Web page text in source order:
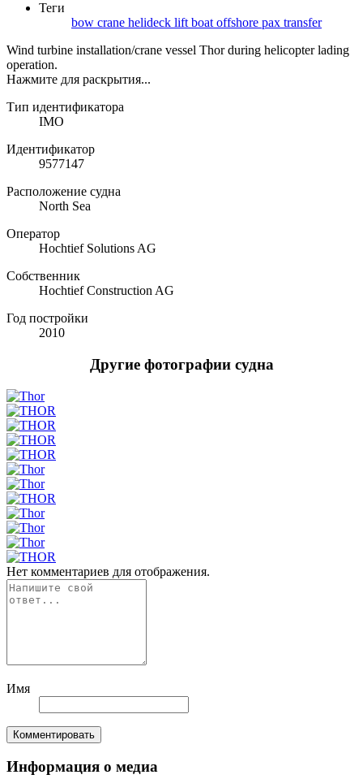
Теги
bow crane helideck lift boat offshore pax transfer
Wind turbine installation/crane vessel Thor during helicopter lading
operation.
Нажмите для раскрытия...
Тип идентификатора
IMO
Идентификатор
9577147
Расположение судна
North Sea
Оператор
Hochtief Solutions AG
Собственник
Hochtief Construction AG
Год постройки
2010
Другие фотографии судна
Нет комментариев для отображения.
Имя
Комментировать
Информация о медиа